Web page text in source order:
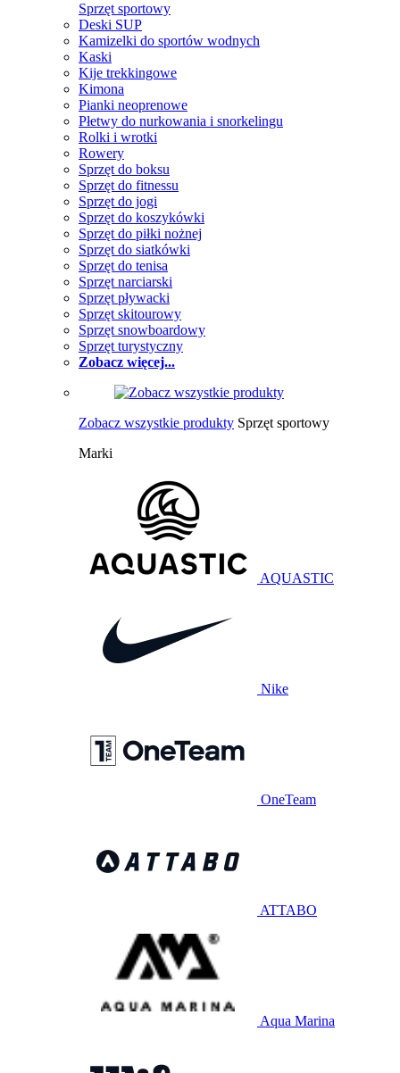
Sprzęt sportowy
Deski SUP
Kamizelki do sportów wodnych
Kaski
Kije trekkingowe
Kimona
Pianki neoprenowe
Płetwy do nurkowania i snorkelingu
Rolki i wrotki
Rowery
Sprzęt do boksu
Sprzęt do fitnessu
Sprzęt do jogi
Sprzęt do koszykówki
Sprzęt do piłki nożnej
Sprzęt do siatkówki
Sprzęt do tenisa
Sprzęt narciarski
Sprzęt pływacki
Sprzęt skitourowy
Sprzęt snowboardowy
Sprzęt turystyczny
Zobacz więcej...
Zobacz wszystkie produkty Sprzęt sportowy
Marki
AQUASTIC
Nike
OneTeam
ATTABO
Aqua Marina